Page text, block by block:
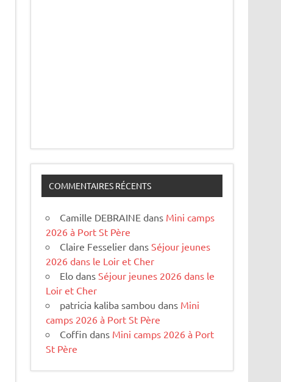
COMMENTAIRES RÉCENTS
Camille DEBRAINE dans Mini camps
2026 à Port St Père
Claire Fesselier dansSéjour jeunes
2026 dans le Loir et Cher
Elo dansSéjour jeunes 2026 dans le
Loir et Cher
patricia kaliba sambou dans Mini
camps 2026 à Port St Père
Coffin dans Mini camps 2026 à Port
St Père